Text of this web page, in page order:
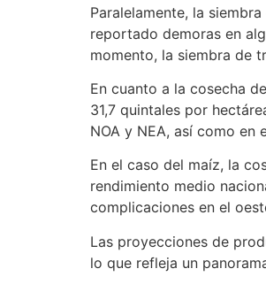
Paralelamente, la
reportado demoras en
momento, la siembra de
En cuanto a la cosecha
31,7 quintales por
NOA y NEA, así como en
En el caso del maíz, la
rendimiento medio
complicaciones en el
Las proyecciones de
lo que refleja un